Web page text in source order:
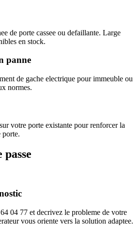
de porte cassee ou defaillante. Large
en stock.
panne
de gache electrique pour immeuble ou
normes.
votre porte existante pour renforcer la
porte.
passe
04 77 et decrivez le probleme de votre
vous oriente vers la solution adaptee.